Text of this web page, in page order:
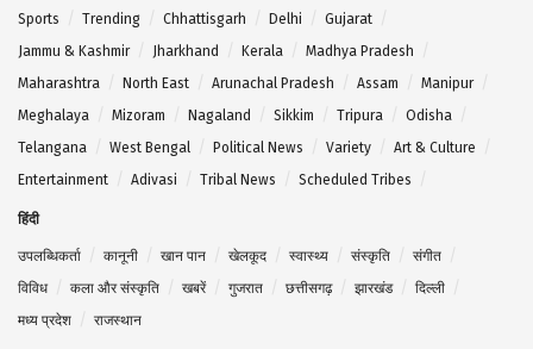
Sports
Trending Chhattisgarh Delhi
Gujarat
Jammu & Kashmir
Jharkhand Kerala
Madhya Pradesh
Maharashtra
North East Arunachal Pradesh Assam
Manipur
Meghalaya
Mizoram Nagaland Sikkim Tripura
Odisha
Telangana
West Bengal Political News Variety
Art & Culture
Entertainment
Adivasi Tribal News Scheduled Tribes
हिंदी
उपलब्धिकर्ता कानूनी खान पान खेलकूद स्वास्थ्य संस्कृति
संगीत
विविध
कला और संस्कृति खबरें गुजरात छत्तीसगढ़ झारखंड
दिल्ली
मध्य प्रदेश
राजस्थान